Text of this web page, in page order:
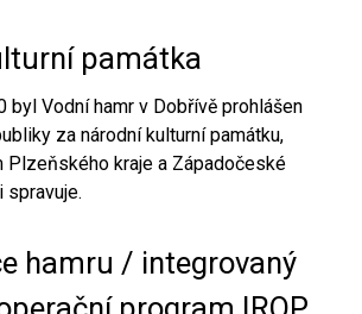
památka
byl Vodní hamr v Dobřívě prohlášen
za národní kulturní památku,
Plzeňského kraje a Západočeské
spravuje.
hamru / integrovaný